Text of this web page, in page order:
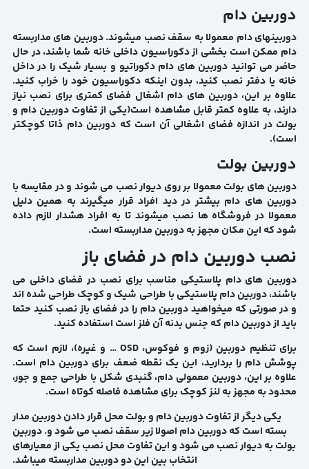
دوربین دام
دوربینهای دام معمولا به سقف نصب میشوند. دوربین های مداربسته
دام ممکن است بخشی از دکوراسیون داخلی خانه شما باشند، در حال
حاضر می توانید دوربین های دام دکوراتیو و بسیار شیک را در داخل
خانه یا دفتر نصب کنید، بدون اینکه دکوراسیون خود را خراب کنید.
علاوه بر این، دوربین های دام اشغال فضای کمتری برای نصب نیاز
دارند، به علاوه کمتر قابل مشاهده است(یکی از تفاوت دوربین دام و
بولت در اندازه فضای اشغالی آن است که دوربین دام ذاتا کوچکتر
است).
دوربین بولت
دوربین های بولت معمولا بر روی دیوار نصب می شوند و در مقایسه با
دوربین های دام بیشتر در دید افراد قرار میگیرند به همین دلیل
معمولا در فروشگاه ها نصب میشوند تا به افراد هشدار لازم داده
شود که این مکان مجهز به دوربین مداربسته است.
نصب دوربین دام در فضای باز
دوربین های دام پلاستیکی مناسب برای نصب در فضای داخلی می
باشند، دوربین دام پلاستیکی با طراحی شیک و کوچک طراحی شده اند
و در صورتی که میخواهید دوربین دام را در فضای باز نصب کنید حتما
باید از دوربین دام که جنس بدنه آن فلز است استفاده کنید.
برای تنظیم دوربین (زوم و فوکوس، OSD … و غیره)، لازم است که
پوشش دام را بردارید، این یک نقطه ضعف برای دوربین دام است.
علاوه بر این، دوربین معمولی دام، گنبدی شکل با طراحی جمع و جور،
محدود به مجهز به لنز کوچک برای مشاهده فاصله کوتاه است.
یکی دیگر از تفاوت دوربین دام و بولت محل قرار دادن دوربین مدار
بسته است که دوربین دام اصولا زیر سقف نصب می شود و. دوربین
بولت به دیوار نصب می شود و این تفاوت محل نصب یکی از معیارهای
انتخاب بین این دو دوربین مداربسته میباشد.